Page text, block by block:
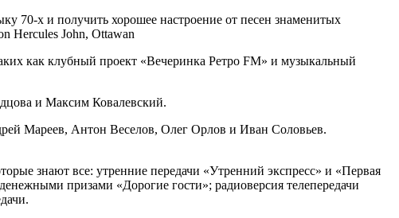
70-х и получить хорошее настроение от песен знаменитых
Hercules John, Ottawan
как клубный проект «Вечеринка Ретро FM» и музыкальный
и Максим Ковалевский.
Мареев, Антон Веселов, Олег Орлов и Иван Соловьев.
знают все: утренние передачи «Утренний экспресс» и «Первая
призами «Дорогие гости»; радиоверсия телепередачи